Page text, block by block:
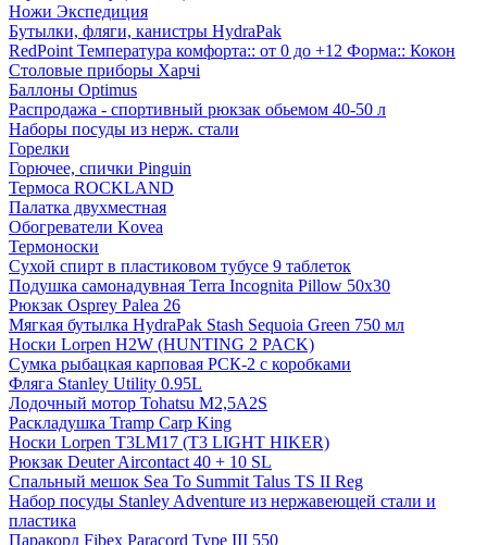
Ножи Экспедиция
Бутылки, фляги, канистры HydraPak
RedPoint Температура комфорта:: от 0 до +12 Форма:: Кокон
Столовые приборы Харчі
Баллоны Optimus
Распродажа - спортивный рюкзак обьемом 40-50 л
Наборы посуды из нерж. стали
Горелки
Горючее, спички Pinguin
Термоса ROCKLAND
Палатка двухместная
Обогреватели Kovea
Термоноски
Сухой спирт в пластиковом тубусе 9 таблеток
Подушка самонадувная Terra Incognita Pillow 50x30
Рюкзак Osprey Palea 26
Мягкая бутылка HydraPak Stash Sequoia Green 750 мл
Носки Lorpen H2W (HUNTING 2 PACK)
Сумка рыбацкая карповая РСК-2 с коробками
Фляга Stanley Utility 0.95L
Лодочный мотор Tohatsu M2,5A2S
Раскладушка Tramp Carp King
Носки Lorpen T3LM17 (T3 LIGHT HIKER)
Рюкзак Deuter Aircontact 40 + 10 SL
Спальный мешок Sea To Summit Talus TS II Reg
Набор посуды Stanley Adventure из нержавеющей стали и
пластика
Паракорд Fibex Paracord Type III 550